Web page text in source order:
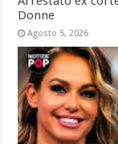
Donne
Agosto 5, 2026